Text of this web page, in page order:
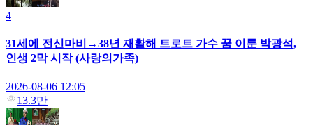
4
31세에 전신마비→38년 재활해 트로트 가수 꿈 이룬 박광석,
인생 2막 시작 (사랑의가족)
2026-08-06 12:05
13.3만